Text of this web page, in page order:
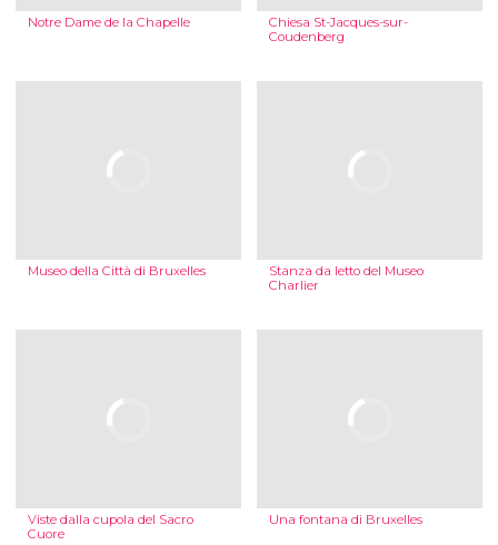
Notre Dame de la Chapelle
Chiesa St-Jacques-sur-
Coudenberg
Museo della Città di Bruxelles
Stanza da letto del Museo
Charlier
Viste dalla cupola del Sacro
Cuore
Una fontana di Bruxelles